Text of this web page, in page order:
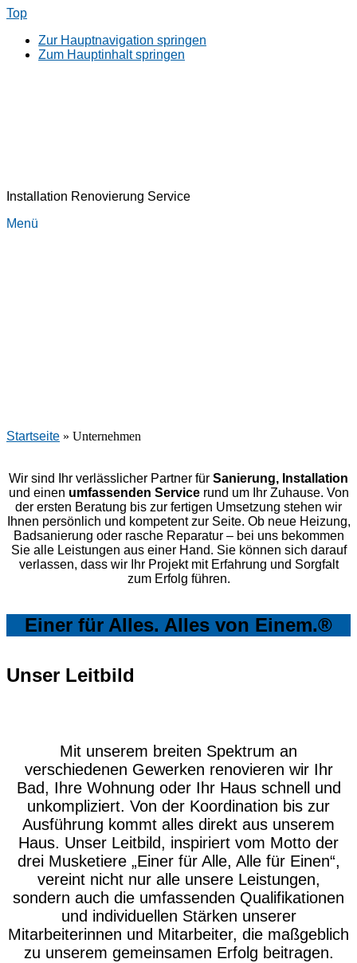
Top
Zur Hauptnavigation springen
Zum Hauptinhalt springen
Installation Renovierung Service
Menü
Startseite » Unternehmen
Wir sind Ihr verlässlicher Partner für Sanierung, Installation
und einen umfassenden Servicerund um Ihr Zuhause. Von
der ersten Beratung bis zur fertigen Umsetzung stehen wir
Ihnen persönlich und kompetent zur Seite. Ob neue Heizung,
Badsanierung oder rasche Reparatur – bei uns bekommen
Sie alle Leistungen aus einer Hand. Sie können sich darauf
verlassen, dass wir Ihr Projekt mit Erfahrung und Sorgfalt
zum Erfolg führen.
Einer für Alles. Alles von Einem.®
Unser Leitbild
Mit unserem breiten Spektrum an
verschiedenen Gewerken renovieren wir Ihr
Bad, Ihre Wohnung oder Ihr Haus schnell und
unkompliziert. Von der Koordination bis zur
Ausführung kommt alles direkt aus unserem
Haus. Unser Leitbild, inspiriert vom Motto der
drei Musketiere „Einer für Alle, Alle für Einen“,
vereint nicht nur alle unsere Leistungen,
sondern auch die umfassenden Qualifikationen
und individuellen Stärken unserer
Mitarbeiterinnen und Mitarbeiter, die maßgeblich
zu unserem gemeinsamen Erfolg beitragen.